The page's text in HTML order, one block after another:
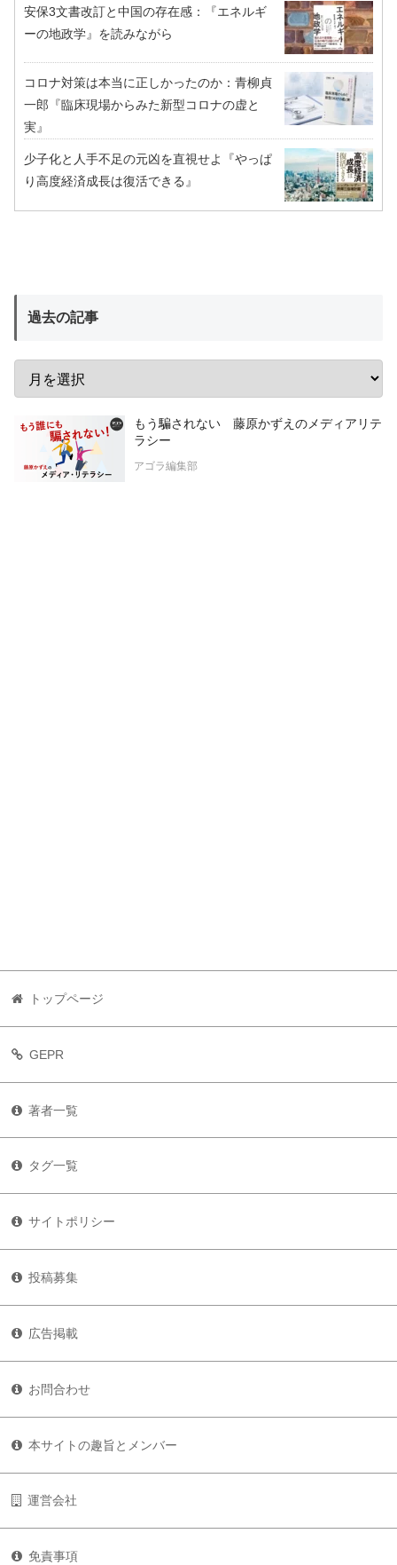
安保3文書改訂と中国の存在感：『エネルギ
ーの地政学』を読みながら
コロナ対策は本当に正しかったのか：青柳貞
一郎『臨床現場からみた新型コロナの虚と
実』
少子化と人手不足の元凶を直視せよ『やっぱ
り高度経済成長は復活できる』
過去の記事
もう騙されない 藤原かずえのメディアリテ
ラシー
アゴラ編集部
トップページ
GEPR
著者一覧
タグ一覧
サイトポリシー
投稿募集
広告掲載
お問合わせ
本サイトの趣旨とメンバー
運営会社
免責事項